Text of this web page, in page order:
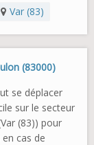
Var (83)
(83000)
se déplacer
sur le secteur
(83)) pour
cas de